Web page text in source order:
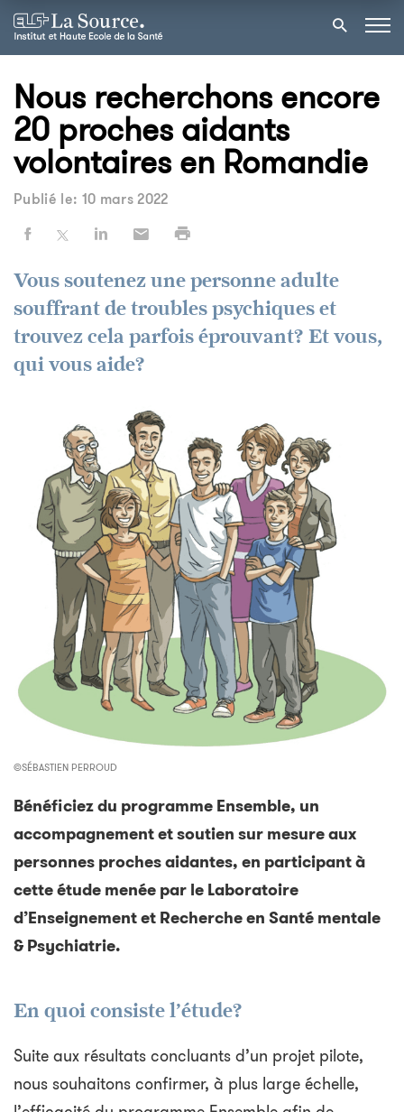
Nous recherchons encore
20 proches aidants
volontaires en Romandie
Publié le: 10 mars 2022
Vous soutenez une personne adulte
souffrant de troubles psychiques et
trouvez cela parfois éprouvant? Et vous,
qui vous aide?
©SÉBASTIEN PERROUD
Bénéficiez du programme Ensemble, un
accompagnement et soutien sur mesure aux
personnes proches aidantes, en participant à
cette étude menée par le Laboratoire
d’Enseignement et Recherche en Santé mentale
& Psychiatrie.
En quoi consiste l’étude?
Suite aux résultats concluants d’un projet pilote,
nous souhaitons confirmer, à plus large échelle,